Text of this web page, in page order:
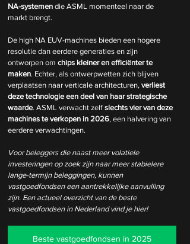
NA-systemen die ASML momenteel naar de
markt brengt.
De high NA EUV-machines bieden een hogere
resolutie dan eerdere generaties en zijn
ontworpen om chips kleiner en efficiënter te
maken. Echter, als ontwerpwetten zich blijven
verplaatsen naar verticale architecturen, verliest
deze technologie een deel van haar strategische
waarde. ASML verwacht zelf slechts vier van deze
machines te verkopen in 2026, een halvering van
eerdere verwachtingen.
Voor beleggers die naast meer volatiele
investeringen op zoek zijn naar meer stabielere
lange-termijn beleggingen, kunnen
vastgoedfondsen een aantrekkelijke aanvulling
zijn. Een actueel overzicht van de beste
vastgoedfondsen in Nederland vind je hier!
Beste vastgoedfondsen in 2025